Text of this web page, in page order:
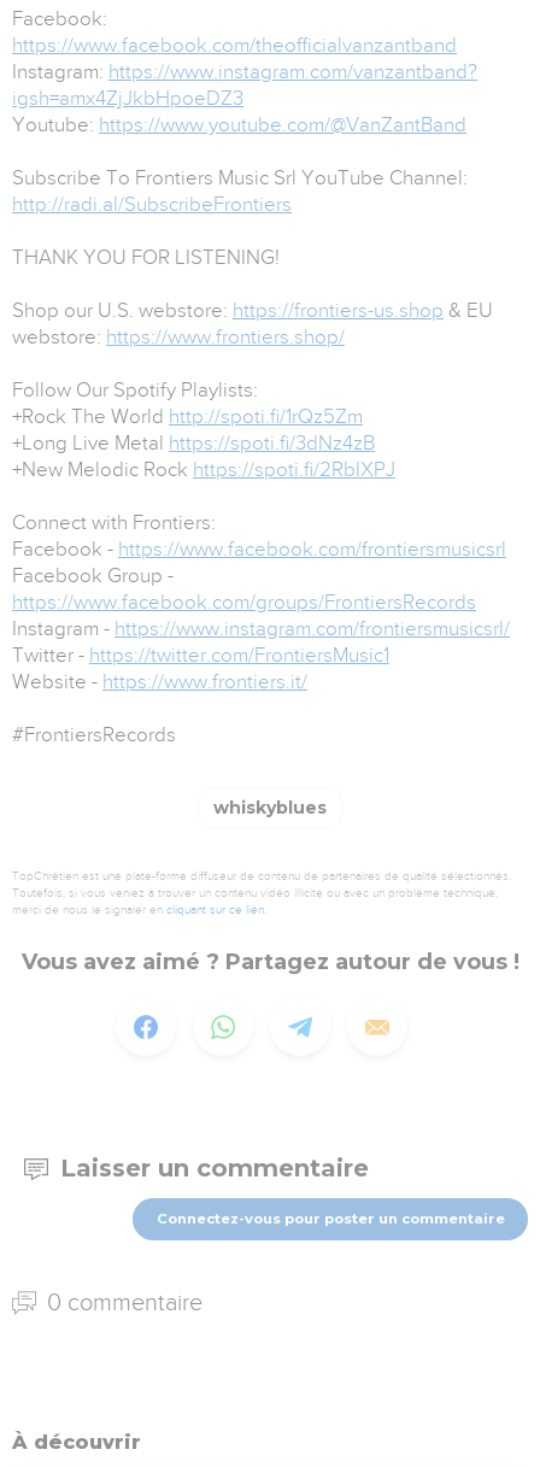
Facebook:
https://www.facebook.com/theofficialvanzantband
Instagram: https://www.instagram.com/vanzantband?
igsh=amx4ZjJkbHpoeDZ3
Youtube: https://www.youtube.com/@VanZantBand
Subscribe To Frontiers Music Srl YouTube Channel:
http://radi.al/SubscribeFrontiers
THANK YOU FOR LISTENING!
Shop our U.S. webstore: https://frontiers-us.shop & EU
webstore: https://www.frontiers.shop/
Follow Our Spotify Playlists:
+Rock The World http://spoti.fi/1rQz5Zm
+Long Live Metal https://spoti.fi/3dNz4zB
+New Melodic Rock https://spoti.fi/2RbIXPJ
Connect with Frontiers:
Facebook - https://www.facebook.com/frontiersmusicsrl
Facebook Group -
https://www.facebook.com/groups/FrontiersRecords
Instagram - https://www.instagram.com/frontiersmusicsrl/
Twitter - https://twitter.com/FrontiersMusic1
Website - https://www.frontiers.it/
#FrontiersRecords
whiskyblues
TopChrétien est une plate-forme diffuseur de contenu de partenaires de qualité sélectionnés.
Toutefois, si vous veniez à trouver un contenu vidéo illicite ou avec un problème technique,
merci de nous le signaler en cliquant sur ce lien.
Vous avez aimé ? Partagez autour de vous !
Laisser un commentaire
Connectez-vous pour poster un commentaire
0 commentaire
À découvrir